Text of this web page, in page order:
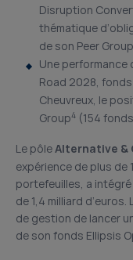
Disruption
thématique
de son Peer Group
Une performance
Road 2028,
Cheuvreux, le
Group4 (154
Le pôleAlternative &
expérience de plus de
portefeuilles, a
de 1,4 milliard d’euros.
de gestion de lancer
de son fonds Ellipsis